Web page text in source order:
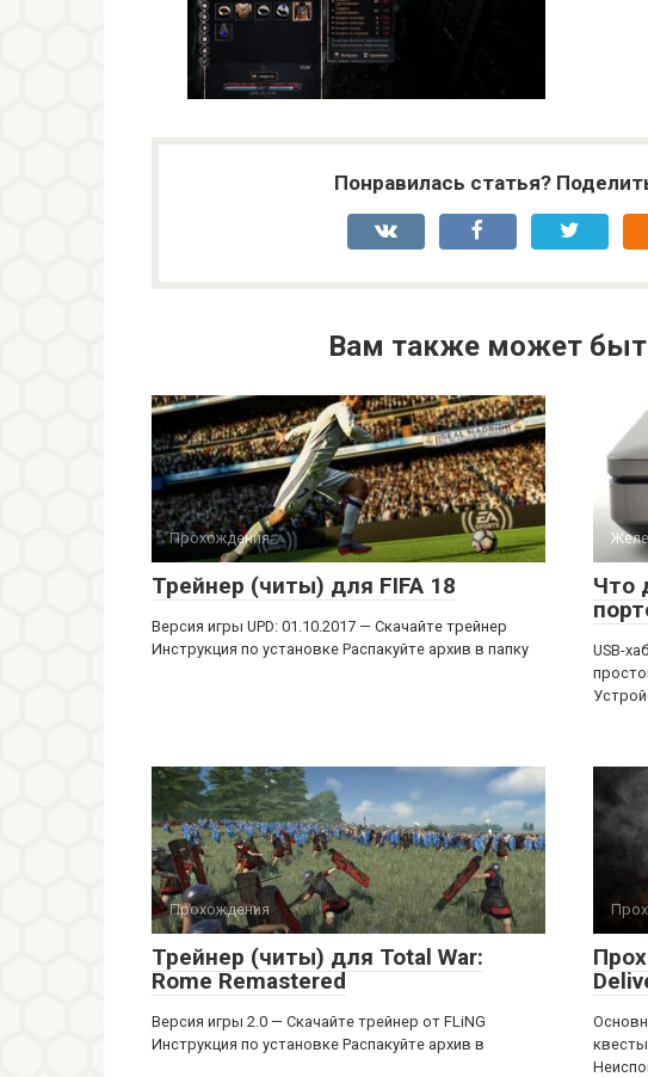
Понравилась статья?
Вам также может
Прохождения
Трейнер (читы) для FIFA 18
Версия игры UPD: 01.10.2017 — Скачайте трейнер
Инструкция по установке Распакуйте архив в папку
Что
USB-
Прохождения
Трейнер (читы) для Total War:
Rome Remastered
Версия игры 2.0 — Скачайте трейнер от FLiNG
Инструкция по установке Распакуйте архив в